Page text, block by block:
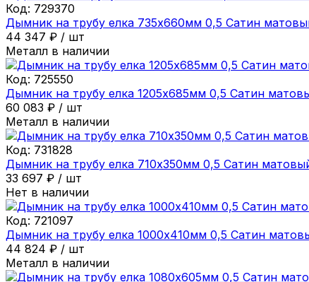
Код: 729370
Дымник на трубу елка 735х660мм 0,5 Сатин
44 347 ₽ / шт
Металл в наличии
Код: 725550
Дымник на трубу елка 1205х685мм 0,5 Сатин
60 083 ₽ / шт
Металл в наличии
Код: 731828
Дымник на трубу елка 710х350мм 0,5 Сатин
33 697 ₽ / шт
Нет в наличии
Код: 721097
Дымник на трубу елка 1000х410мм 0,5 Сатин
44 824 ₽ / шт
Металл в наличии